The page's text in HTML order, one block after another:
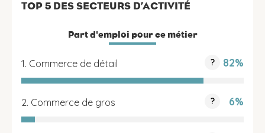
TOP 5 DES SECTEURS D’ACTIVITÉ
Part d'emploi pour ce métier
1. Commerce de détail ? 82%
2. Commerce de gros ? 6%